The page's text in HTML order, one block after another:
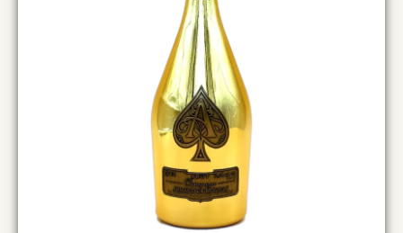
Tonböden Serviertemperatur: 16–18 °C Lagerpotenzial:
Epenots 2022 gehört zu den spannendsten Rotweinen
des Weinguts. Er verbindet die charakteristische Tiefe
und Struktur eines großen Pommard mit
außergewöhnlicher Eleganz, feiner Mineralität und
einem enormen Reifepotenzial – ein Premier Cru für
anspruchsvolle Burgund-Liebhaber.
lange, mineralisch geprägte Finish unterstreicht den
charakteristischen Stil der Lage Les Epenots. Die Pinot-
Noir-Trauben stammen von kalk- und tonhaltigen
Böden, die den Weinen aus Pommard ihre typische
Struktur und Tiefe verleihen. Der Jahrgang 2023
bewahrt dabei eine bemerkenswerte Frische und
aromatische Klarheit, wodurch der Wein bereits früh
zugänglich wirkt und gleichzeitig großes Reifepotenzial
besitzt. Bei der Vinifikation setzt Antoine Jobard auf eine
präzise und terroirbetonte Ausbauweise. Nach selektiver
Handlese werden die Trauben schonend verarbeitet und
traditionell vinifiziert. Der Ausbau erfolgt über viele
Monate in französischen Eichenfässern, wobei der